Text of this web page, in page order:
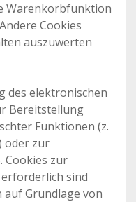
Warenkorbfunktion
Cookies
auszuwerten
des elektronischen
Bereitstellung
Funktionen (z.
oder zur
Cookies zur
sind
auf Grundlage von